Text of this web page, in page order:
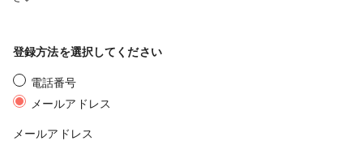
登録方法を選択してください
電話番号
メールアドレス
メールアドレス